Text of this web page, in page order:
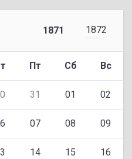
1871 1872
Пт Сб Вс
31 01 02
07 08 09
14 15 16